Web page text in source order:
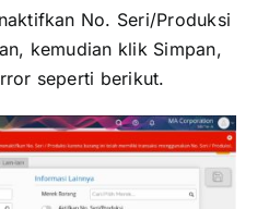
No. Seri/Produksi
kemudian klik Simpan,
seperti berikut.